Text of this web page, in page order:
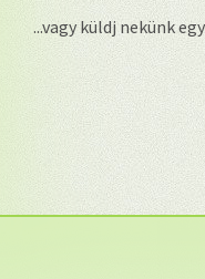
...vagy küldj nekünk